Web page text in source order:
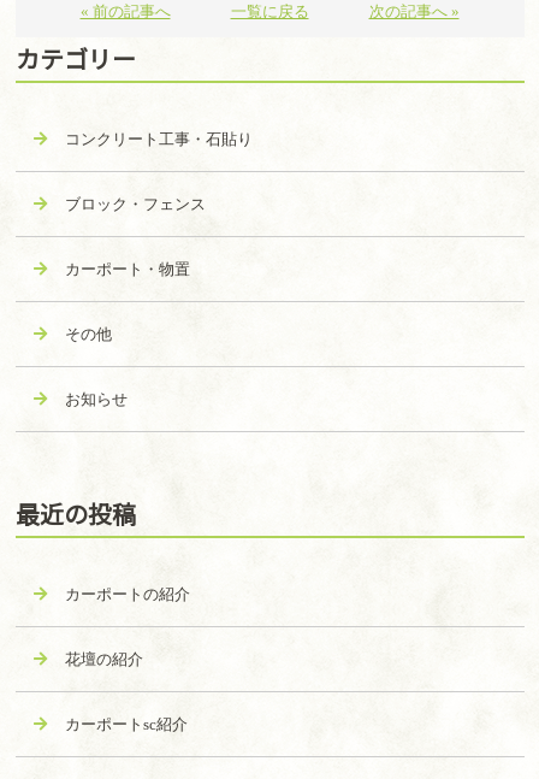
« 前の記事へ 一覧に戻る 次の記事へ »
カテゴリー
コンクリート工事・石貼り
ブロック・フェンス
カーポート・物置
その他
お知らせ
最近の投稿
カーポートの紹介
花壇の紹介
カーポートsc紹介